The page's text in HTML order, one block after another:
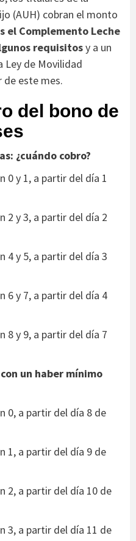
(AUH) cobran el monto
el Complemento Leche
requisitosy a un
Ley de Movilidad
este mes.
del bono de
¿cuándo cobro?
0 y 1, a partir del día 1
2 y 3, a partir del día 2
4 y 5, a partir del día 3
6 y 7, a partir del día 4
8 y 9, a partir del día 7
un haber mínimo
0, a partir del día 8 de
1, a partir del día 9 de
2, a partir del día 10 de
3, a partir del día 11 de